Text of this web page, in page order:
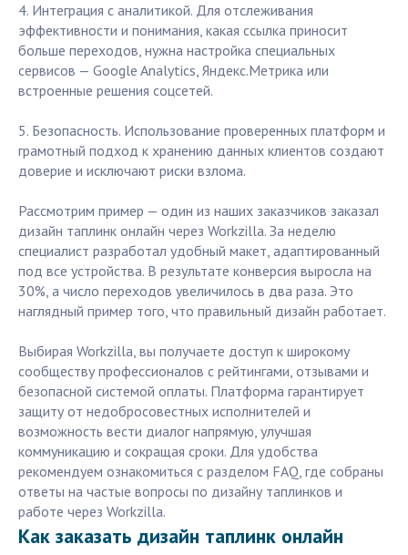
4. Интеграция с аналитикой. Для отслеживания
эффективности и понимания, какая ссылка приносит
больше переходов, нужна настройка специальных
сервисов — Google Analytics, Яндекс.Метрика или
встроенные решения соцсетей.
5. Безопасность. Использование проверенных платформ и
грамотный подход к хранению данных клиентов создают
доверие и исключают риски взлома.
Рассмотрим пример — один из наших заказчиков заказал
дизайн таплинк онлайн через Workzilla. За неделю
специалист разработал удобный макет, адаптированный
под все устройства. В результате конверсия выросла на
30%, а число переходов увеличилось в два раза. Это
наглядный пример того, что правильный дизайн работает.
Выбирая Workzilla, вы получаете доступ к широкому
сообществу профессионалов с рейтингами, отзывами и
безопасной системой оплаты. Платформа гарантирует
защиту от недобросовестных исполнителей и
возможность вести диалог напрямую, улучшая
коммуникацию и сокращая сроки. Для удобства
рекомендуем ознакомиться с разделом FAQ, где собраны
ответы на частые вопросы по дизайну таплинков и
работе через Workzilla.
Как заказать дизайн таплинк онлайн